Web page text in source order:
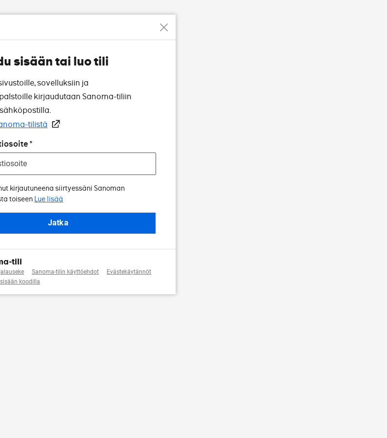
sisään tai luo tili
sovelluksiin ja
kirjaudutaan Sanoma-tiliin
tilistä
kirjautuneena siirtyessäni Sanoman
toiseen Lue lisää
Jatka
tili
Sanoma-tilin käyttöehdot
Evästekäytännöt
koodilla